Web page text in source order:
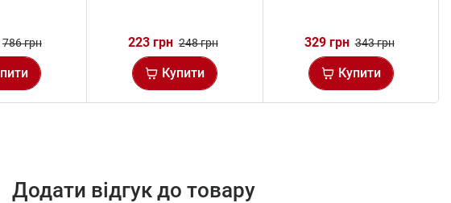
786 грн 223 грн 248 грн
Купити
329 грн 343 грн
Купити
Додати відгук до товару